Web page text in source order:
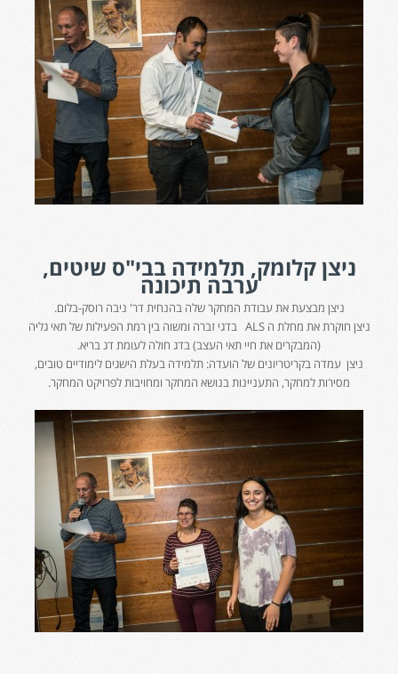
ניצן קלומק, תלמידה בבי"ס שיטים,
ערבה תיכונה
ניצן מבצעת את עבודת המחקר שלה בהנחית דר' ניבה רוסק-בלום.
ניצן חוקרת את מחלת ה ALS בדגי זברה ומשוה בין רמת הפעילות של תאי גליה
(המבקרים את חיי תאי העצב) בדג חולה לעומת דג בריא.
ניצן עמדה בקריטריונים של הועדה: תלמידה בעלת הישגים לימודיים טובים,
מסירות למחקר, התעניינות בנושא המחקר ומחויבות לפרויקט המחקר.